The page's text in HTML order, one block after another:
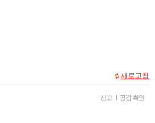
새로고침
신고 | 공감 확인